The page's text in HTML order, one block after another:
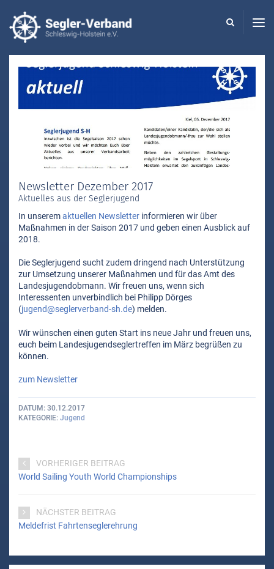
Newsletter Dezember 2017
Aktuelles aus der Seglerjugend
In unseremaktuellen Newsletter informieren wir über
Maßnahmen in der Saison 2017 und geben einen Ausblick auf
2018.
Die Seglerjugend sucht zudem dringend nach Unterstützung
zur Umsetzung unserer Maßnahmen und für das Amt des
Landesjugendobmann. Wir freuen uns, wenn sich
Interessenten unverbindlich bei Philipp Dörges
(jugend@seglerverband-sh.de) melden.
Wir wünschen einen guten Start ins neue Jahr und freuen uns,
euch beim Landesjugendseglertreffen im März begrüßen zu
können.
zum Newsletter
DATUM 30.12.2017
KATEGORIE Jugend
VORHERIGER BEITRAG
World Sailing Youth World Championships
NÄCHSTER BEITRAG
Meldefrist Fahrtenseglerehrung